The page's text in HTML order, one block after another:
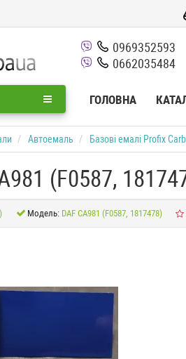
0969352593
0662035484
ГОЛОВНА
Автоемаль Базові емалі Profix
(F0587,
Модель: DAF CA981 (F0587, 1817478)